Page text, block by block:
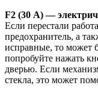
F2 (30 А) —
Если перестали
предохранитель, а
исправные, то может
попробуйте нажать
дверью. Если
стекла, это может